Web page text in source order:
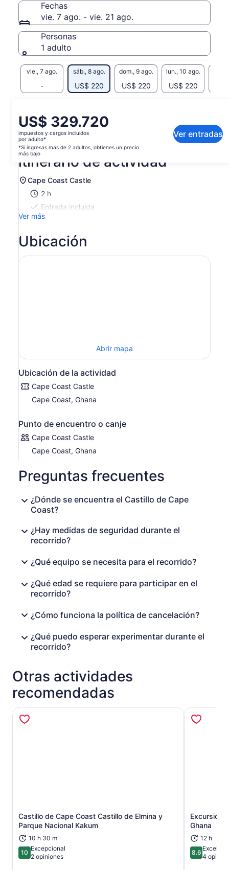
Fechas
vie. 7 ago. - vie. 21 ago.
Personas
1 adulto
vie., 7 ago.
-
sáb., 8 ago.
US$ 220
dom., 9 ago.
US$ 220
lun., 10 ago.
US$ 220
El
precio
es
de
US$ 329.720.
por
adulto*
ingresas
más
de
obtienes
precio
US$ 329.720
impuestos y cargos incluidos
por adulto*
*Si ingresas más de 2 adultos, obtienes un precio
más bajo
Ver entradas
Ver el texto original (inglés)
Enviar comentarios sobre esta traducciónSe
abrirá
itinerario de actividad
Cape Coast Castle
2 h
Entrada incluida
Ver más
Ubicación
Abrir mapa
Ubicación de la actividad
Cape Coast Castle
Cape Coast, Ghana
Punto de encuentro o canje
Cape Coast Castle
Cape Coast, Ghana
Preguntas frecuentes
¿Dónde se encuentra el Castillo de Cape
Coast?
¿Hay medidas de seguridad durante el
recorrido?
¿Qué equipo se necesita para el recorrido?
¿Qué edad se requiere para participar en el
recorrido?
¿Cómo funciona la política de cancelación?
¿Qué puedo esperar experimentar durante el
recorrido?
Otras actividades
recomendadas
Castillo de Cape Coast Castillo de Elmina y
Parque Nacional Kakum
10 h 30 m
1010 de 10
Excepcional
2 opiniones
Se abrirá en una nueva pestaña
Excursión
Ghana
12 h
8.68.6 de 10
4